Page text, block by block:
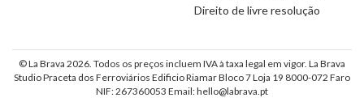
Direito de livre resolução
© La Brava 2026. Todos os preços incluem IVA à taxa legal em vigor. La Brava
Studio Praceta dos Ferroviários Edificio Riamar Bloco 7 Loja 19 8000-072 Faro
NIF: 267360053 Email: hello@labrava.pt